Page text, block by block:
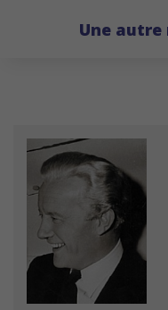
Une autre